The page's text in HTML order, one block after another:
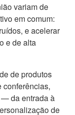
variam de
em comum:
e acelerar
e de alta
de produtos
conferências,
— da entrada à
de